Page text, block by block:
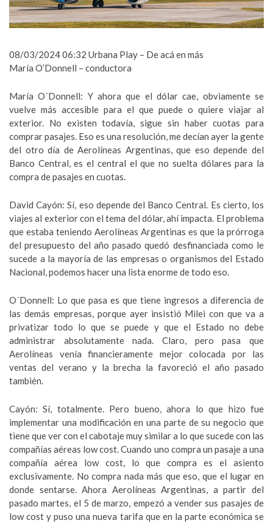
08/03/2024 06:32 Urbana Play – De acá en más
María O’Donnell – conductora
María O´Donnell: Y ahora que el dólar cae, obviamente se
vuelve más accesible para el que puede o quiere viajar al
exterior. No existen todavía, sigue sin haber cuotas para
comprar pasajes. Eso es una resolución, me decían ayer la gente
del otro día de Aerolíneas Argentinas, que eso depende del
Banco Central, es el central el que no suelta dólares para la
compra de pasajes en cuotas.
David Cayón: Sí, eso depende del Banco Central. Es cierto, los
viajes al exterior con el tema del dólar, ahí impacta. El problema
que estaba teniendo Aerolíneas Argentinas es que la prórroga
del presupuesto del año pasado quedó desfinanciada como le
sucede a la mayoría de las empresas o organismos del Estado
Nacional, podemos hacer una lista enorme de todo eso.
O´Donnell: Lo que pasa es que tiene ingresos a diferencia de
las demás empresas, porque ayer insistió Milei con que va a
privatizar todo lo que se puede y que el Estado no debe
administrar absolutamente nada. Claro, pero pasa que
Aerolíneas venía financieramente mejor colocada por las
ventas del verano y la brecha la favoreció el año pasado
también.
Cayón: Sí, totalmente. Pero bueno, ahora lo que hizo fue
implementar una modificación en una parte de su negocio que
tiene que ver con el cabotaje muy similar a lo que sucede con las
compañías aéreas low cost. Cuando uno compra un pasaje a una
compañía aérea low cost, lo que compra es el asiento
exclusivamente. No compra nada más que eso, que el lugar en
donde sentarse. Ahora Aerolíneas Argentinas, a partir del
pasado martes, el 5 de marzo, empezó a vender sus pasajes de
low cost y puso una nueva tarifa que en la parte económica se